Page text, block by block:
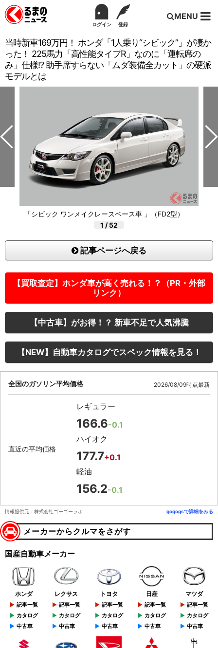
ログイン 登録
MENU
当時新車169万円！ ホンダ「1人乗り“シビック”」が凄か
った！ 225馬力「高性能タイプR」なのに「運転席の
み」仕様!? 助手席すらない「ムダ装備全カット」の硬派
モデルとは
「シビック ワンメイクレースベース車 」（FD2型）
1 /52
記事ページへ戻る
【買取査定】ホンダ車が高く売れる！？（PR・外部
リンク）
【中古車】がお得！？ 新車不足で人気沸騰
【NEW】自動車カタログでスペック情報を見る！
全国のガソリン平均価格 2026/08/09時点最新
直近の平均価格
レギュラー
166.6-0.1
ハイオク
177.7+0.1
軽油
156.2-0.1
情報提供元：株式会社ゴーゴーラボ gogogsで詳細をみる
メーカーからクルマをさがす
国産自動車メーカー
ホンダ
記事一覧
カタログ
中古車
レクサス
記事一覧
カタログ
中古車
トヨタ
記事一覧
カタログ
中古車
日産
記事一覧
カタログ
中古車
マツダ
記事一覧
カタログ
中古車